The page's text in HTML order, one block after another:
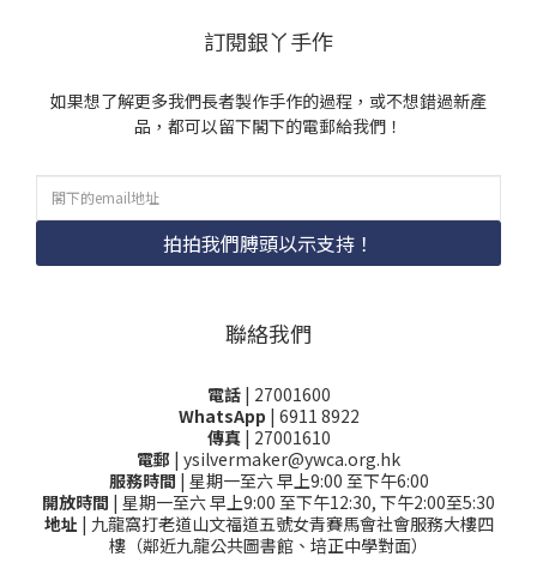
訂閱銀丫手作
如果想了解更多我們長者製作手作的過程，或不想錯過新產
品，都可以留下閣下的電郵給我們！
拍拍我們膊頭以示支持！
聯絡我們
電話 | 27001600
WhatsApp | 6911 8922
傳真| 27001610
電郵 | ysilvermaker@ywca.org.hk
服務時間 | 星期一至六 早上9:00 至下午6:00
開放時間 | 星期一至六 早上9:00 至下午12:30, 下午2:00至5:30
地址 | 九龍窩打老道山文福道五號女青賽馬會社會服務大樓四
樓（鄰近九龍公共圖書館、培正中學對面）